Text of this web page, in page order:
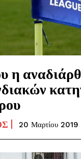
η
20 Μαρτίου 2019